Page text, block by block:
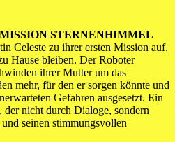
MISSION STERNENHIMMEL
Celeste zu ihrer ersten Mission auf,
Hause bleiben. Der Roboter
ihrer Mutter um das
mehr, für den er sorgen könnte und
Gefahren ausgesetzt. Ein
nicht durch Dialoge, sondern
seinen stimmungsvollen